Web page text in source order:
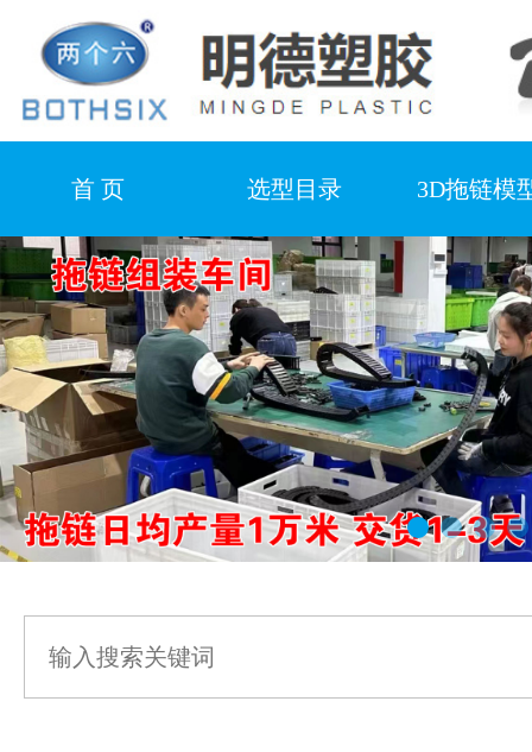
首 页 选型目录 3D拖链模
产品视频 合作客户 厂房设
新闻中心 联系我们